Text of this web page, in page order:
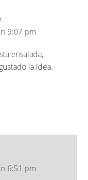
9:07 pm
ensalada,
la idea.
6:51 pm